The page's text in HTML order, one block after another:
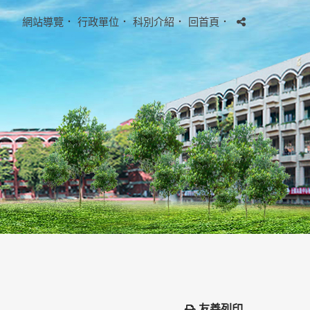
網站導覽 ． 行政單位 ． 科別介紹． 回首頁．